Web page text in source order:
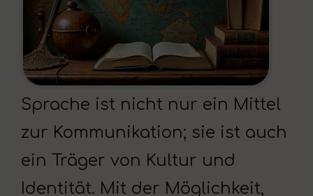
Sprache ist nicht nur ein Mittel
zur Kommunikation; sie ist auch
ein Träger von Kultur und
Identität. Mit der Möglichkeit,